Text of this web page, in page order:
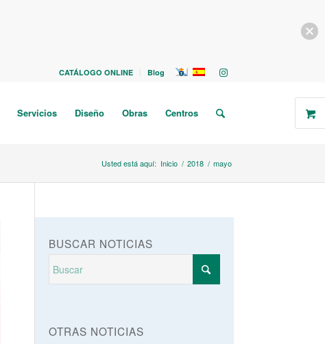
CATÁLOGO ONLINE Blog
Servicios Diseño Obras Centros
Usted está aquí: Inicio / 2018 / mayo
BUSCAR NOTICIAS
OTRAS NOTICIAS